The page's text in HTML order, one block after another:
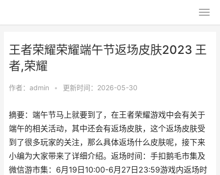
王者荣耀荣耀端午节返场皮肤2023 王
者,荣耀
作者： admin • 更新时间：2026-05-30
摘要：端午节马上就要到了，在王者荣耀游戏中会有关于
端午的相关活动，其中还会有返场皮肤，这个返场皮肤受
到了很多玩家的关注，那么具体返场什么皮肤呢，接下来
小编为大家带来了详细介绍。返场时间：手扣鹅毛市集及
微信游市集：6月19日10:00-6月27日23:59游戏内返场时